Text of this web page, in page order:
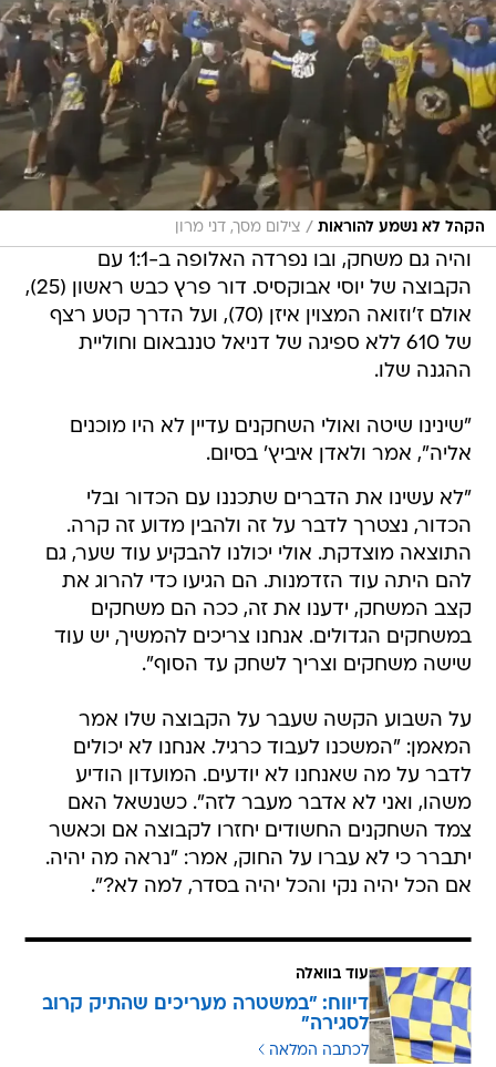
הקהל לא נשמע להוראות / צילום מסך, דני מרון
והיה גם משחק, ובו נפרדה האלופה ב-1:1 עם
הקבוצה של יוסי אבוקסיס. דור פרץ כבש ראשון (25),
אולם ז'וזואה המצוין איזן (70), ועל הדרך קטע רצף
של 610 ללא ספיגה של דניאל טננבאום וחוליית
ההגנה שלו.
"שינינו שיטה ואולי השחקנים עדיין לא היו מוכנים
אליה", אמר ולאדן איביץ' בסיום.
"לא עשינו את הדברים שתכננו עם הכדור ובלי
הכדור, נצטרך לדבר על זה ולהבין מדוע זה קרה.
התוצאה מוצדקת. אולי יכולנו להבקיע עוד שער, גם
להם היתה עוד הזדמנות. הם הגיעו כדי להרוג את
קצב המשחק, ידענו את זה, ככה הם משחקים
במשחקים הגדולים. אנחנו צריכים להמשיך, יש עוד
שישה משחקים וצריך לשחק עד הסוף".
על השבוע הקשה שעבר על הקבוצה שלו אמר
המאמן: "המשכנו לעבוד כרגיל. אנחנו לא יכולים
לדבר על מה שאנחנו לא יודעים. המועדון הודיע
משהו, ואני לא אדבר מעבר לזה". כשנשאל האם
צמד השחקנים החשודים יחזרו לקבוצה אם וכאשר
יתברר כי לא עברו על החוק, אמר: "נראה מה יהיה.
אם הכל יהיה נקי והכל יהיה בסדר, למה לא?".
עוד בוואלה
דיווח: "במשטרה מעריכים שהתיק קרוב
לסגירה"
לכתבה המלאה